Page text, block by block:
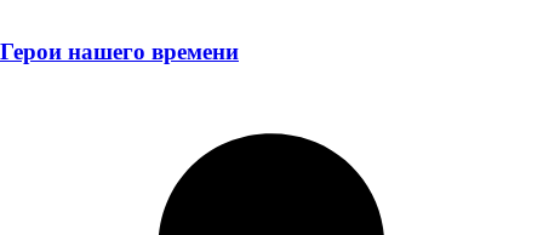
Герои нашего времени